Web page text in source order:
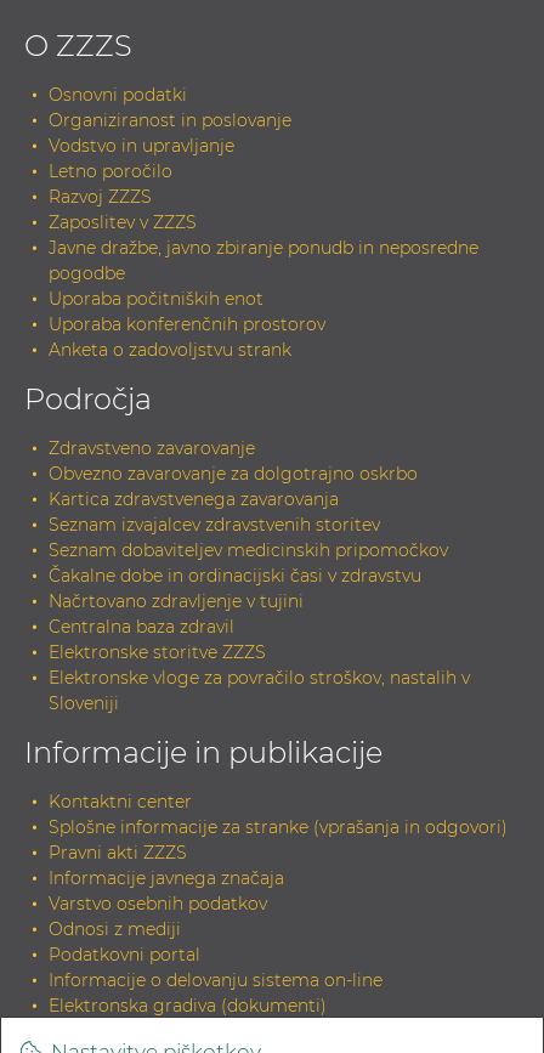
O ZZZS
Osnovni podatki
Organiziranost in poslovanje
Vodstvo in upravljanje
Letno poročilo
Razvoj ZZZS
Zaposlitev v ZZZS
Javne dražbe, javno zbiranje ponudb in neposredne
pogodbe
Uporaba počitniških enot
Uporaba konferenčnih prostorov
Anketa o zadovoljstvu strank
Področja
Zdravstveno zavarovanje
Obvezno zavarovanje za dolgotrajno oskrbo
Kartica zdravstvenega zavarovanja
Seznam izvajalcev zdravstvenih storitev
Seznam dobaviteljev medicinskih pripomočkov
Čakalne dobe in ordinacijski časi v zdravstvu
Načrtovano zdravljenje v tujini
Centralna baza zdravil
Elektronske storitve ZZZS
Elektronske vloge za povračilo stroškov, nastalih v
Sloveniji
Informacije in publikacije
Kontaktni center
Splošne informacije za stranke (vprašanja in odgovori)
Pravni akti ZZZS
Informacije javnega značaja
Varstvo osebnih podatkov
Odnosi z mediji
Podatkovni portal
Informacije o delovanju sistema on-line
Elektronska gradiva (dokumenti)